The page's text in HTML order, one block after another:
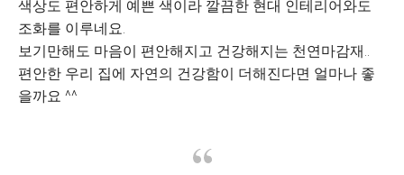
색상도 편안하게 예쁜 색이라 깔끔한 현대 인테리어와도
조화를 이루네요.
보기만해도 마음이 편안해지고 건강해지는 천연마감재..
편안한 우리 집에 자연의 건강함이 더해진다면 얼마나 좋
을까요 ^^